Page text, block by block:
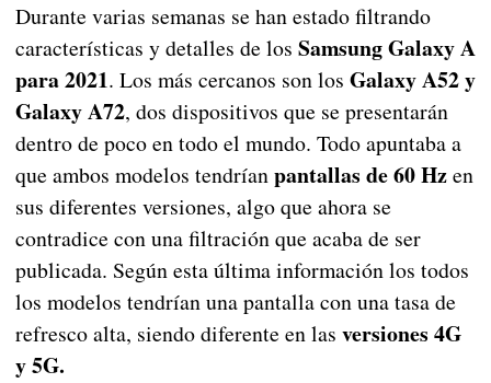
Durante varias semanas se han estado filtrando
características y detalles de los Samsung Galaxy A
para 2021. Los más cercanos son los Galaxy A52 y
Galaxy A72, dos dispositivos que se presentarán
dentro de poco en todo el mundo. Todo apuntaba a
que ambos modelos tendríanpantallas de 60 Hzen
sus diferentes versiones, algo que ahora se
contradice con una filtración que acaba de ser
publicada. Según esta última información los todos
los modelos tendrían una pantalla con una tasa de
refresco alta, siendo diferente en las versiones 4G
y 5G.